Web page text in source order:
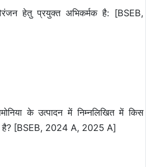
हेतु प्रयुक्त अभिकर्मक है: [BSEB,
के उत्पादन में निम्नलिखित में किस
है? [BSEB, 2024 A, 2025 A]